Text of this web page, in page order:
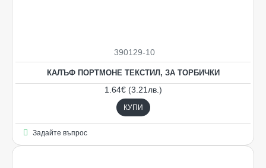
390129-10
КАЛЪФ ПОРТМОНЕ ТЕКСТИЛ, ЗА ТОРБИЧКИ
1.64€ (3.21лв.)
КУПИ
Задайте въпрос